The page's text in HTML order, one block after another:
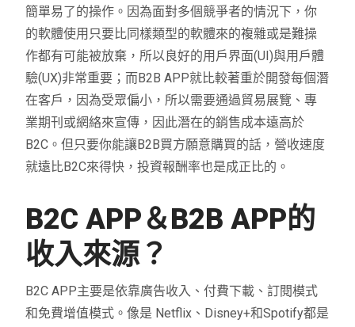
簡單易了的操作。因為面對多個競爭者的情況下，你
的軟體使用只要比同樣類型的軟體來的複雜或是難操
作都有可能被放棄，所以良好的用戶界面(UI)與用戶體
驗(UX)非常重要；而B2B APP就比較著重於開發每個潛
在客戶，因為受眾偏小，所以需要通過貿易展覽、專
業期刊或網絡來宣傳，因此潛在的銷售成本遠高於
B2C。但只要你能讓B2B買方願意購買的話，營收速度
就遠比B2C來得快，投資報酬率也是成正比的。
B2C APP＆B2B APP的
收入來源？
B2C APP主要是依靠廣告收入、付費下載、‍訂閱模式
和免費增值模式。像是 Netflix、Disney+和Spotify都是